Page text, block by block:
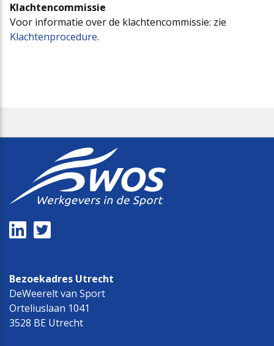
Klachtencommissie
Voor informatie over de klachtencommissie: zie
Klachtenprocedure.
Bezoekadres Utrecht
DeWeerelt van Sport
Orteliuslaan 1041
3528 BE Utrecht